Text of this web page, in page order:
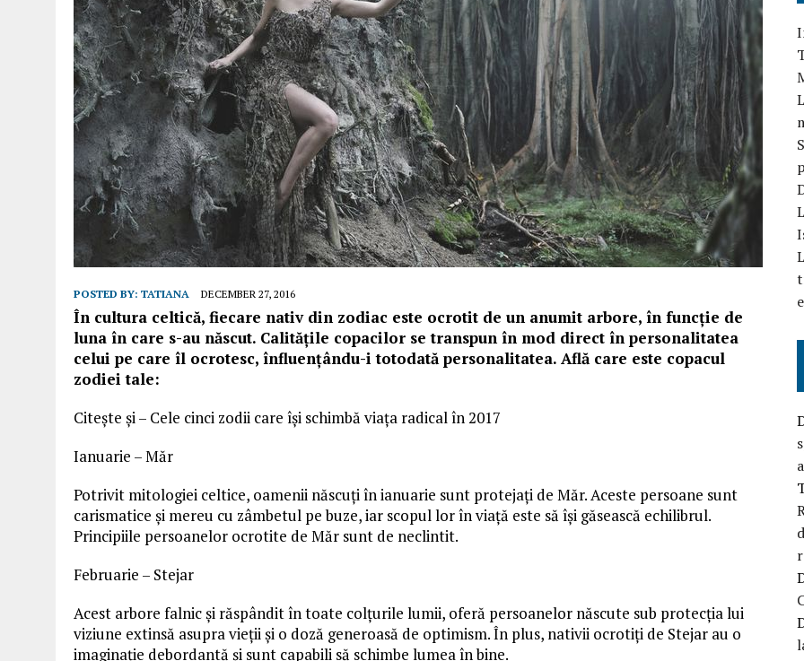
POSTED BY: TATIANA DECEMBER 27, 2016
În cultura celtică, fiecare nativ din zodiac este ocrotit de un anumit arbore, în funcție de
luna în care s-au născut. Calitățile copacilor se transpun în mod direct în personalitatea
celui pe care îl ocrotesc, înfluențându-i totodată personalitatea. Află care este copacul
zodiei tale:
Citește și – Cele cinci zodii care își schimbă viața radical în 2017
Ianuarie – Măr
Potrivit mitologiei celtice, oamenii născuți în ianuarie sunt protejați de Măr. Aceste persoane sunt
carismatice și mereu cu zâmbetul pe buze, iar scopul lor în viață este să își găsească echilibrul.
Principiile persoanelor ocrotite de Măr sunt de neclintit.
Februarie – Stejar
Acest arbore falnic și răspândit în toate colțurile lumii, oferă persoanelor născute sub protecția lui
viziune extinsă asupra vieții și o doză generoasă de optimism. În plus, nativii ocrotiți de Stejar au o
imaginație debordantă și sunt capabili să schimbe lumea în bine.